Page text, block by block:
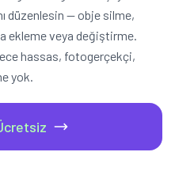
düzenlesin — obje silme,
ekleme veya değiştirme.
hassas, fotogerçekçi,
yok.